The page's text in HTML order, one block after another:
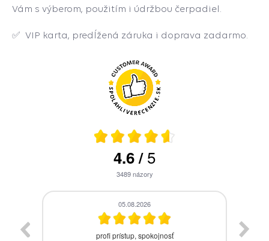
Vám s výberom, použitím i údržbou čerpadiel.
✅ VIP karta, predĺžená záruka i doprava zadarmo.
4.6/5
3489názory
05.08.2026
zaslanie tovaru skladom by som očakával